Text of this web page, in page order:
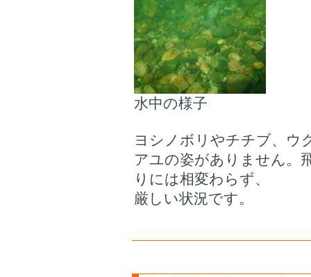
水中の様子
ヨシノボリやチチブ、ウ
アユの姿がありません。
りには相変わらず、
厳しい状況です。